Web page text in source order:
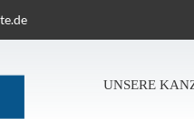
UNSERE